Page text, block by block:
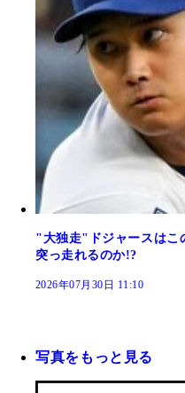
"大独走"ドジャースはこ
突っ走れるのか!?
2026年07月30日 11:10
写真をもっと見る